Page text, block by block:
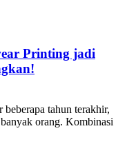
Printing jadi
tahun terakhir,
orang. Kombinasi